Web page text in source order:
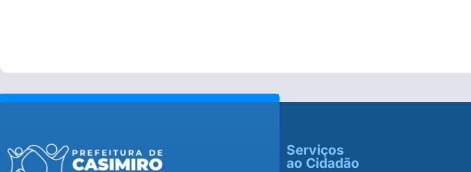
Serviços
ao Cidadão